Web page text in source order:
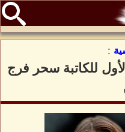
:
للكاتبة سحر فرج